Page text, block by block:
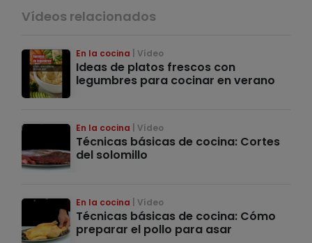
Vídeos relacionados
En la cocina Vídeo
Ideas de platos frescos con
legumbres para cocinar en verano
En la cocina Vídeo
Técnicas básicas de cocina: Cortes
del solomillo
En la cocina Vídeo
Técnicas básicas de cocina: Cómo
preparar el pollo para asar